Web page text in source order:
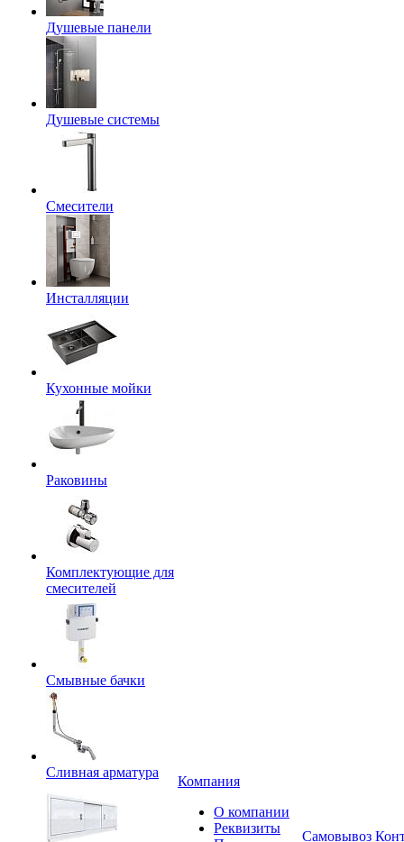
Душевые панели
Душевые системы
Смесители
Инсталляции
Кухонные мойки
Раковины
Комплектующие для
смесителей
Смывные бачки
Сливная арматура
Компания
О компании
Реквизиты
Самовывоз